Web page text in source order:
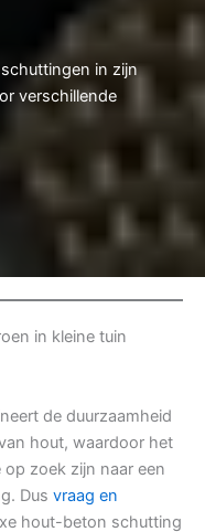
in zijn
verschillende
in kleine tuin
de duurzaamheid
hout, waardoor het
zoek zijn naar een
Dus vraag en
hout-beton schutting